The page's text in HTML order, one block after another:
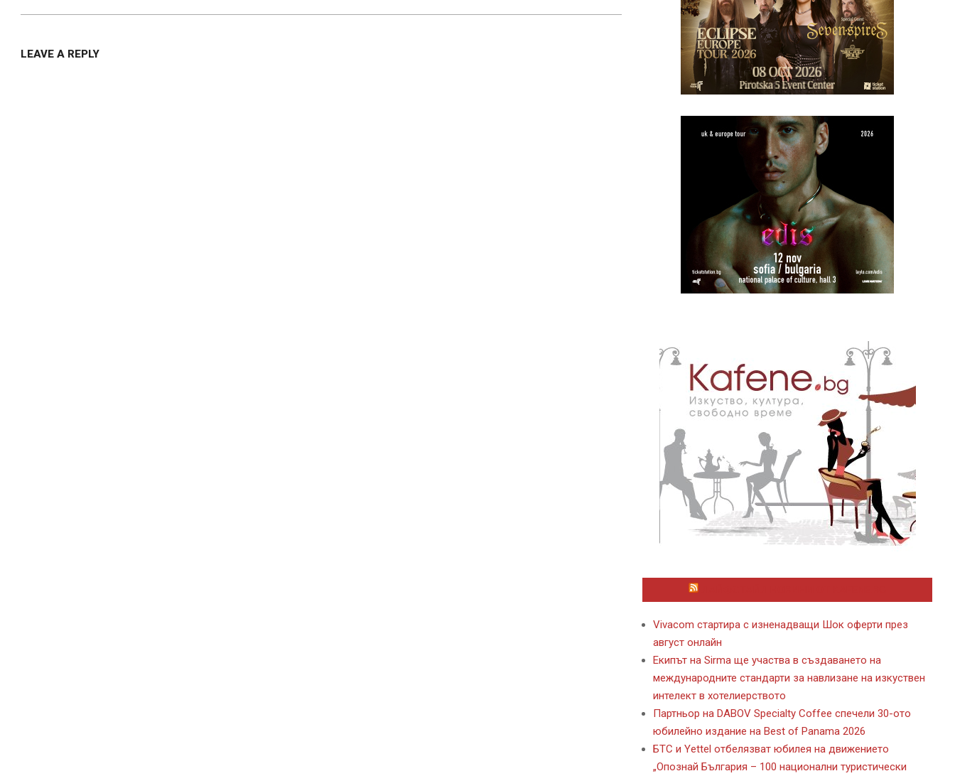
LEAVE A REPLY
Vivacom стартира с изненадващи Шок оферти през
август онлайн
Екипът на Sirma ще участва в създаването на
международните стандарти за навлизане на изкуствен
интелект в хотелиерството
Партньор на DABOV Specialty Coffee спечели 30-ото
юбилейно издание на Best of Panama 2026
БТС и Yettel отбелязват юбилея на движението
„Опознай България – 100 национални туристически